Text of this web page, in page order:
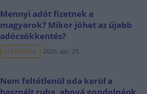
Mennyi adót fizetnek a
magyarok? Mikor jöhet az újabb
adócsökkentés?
ELEMZÉSEK 2026. ápr. 23.
Nem feltétlenül oda kerül a